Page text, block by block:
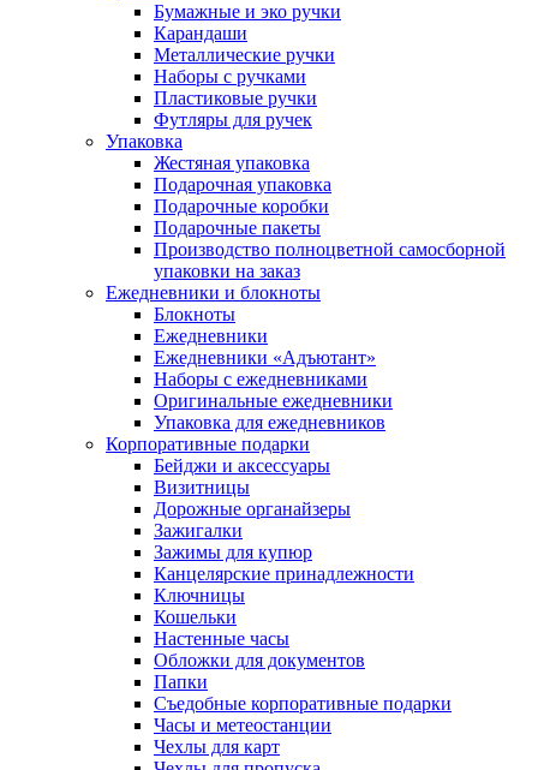
Бумажные и эко ручки
Карандаши
Металлические ручки
Наборы с ручками
Пластиковые ручки
Футляры для ручек
Упаковка
Жестяная упаковка
Подарочная упаковка
Подарочные коробки
Подарочные пакеты
Производство полноцветной самосборной
упаковки на заказ
Ежедневники и блокноты
Блокноты
Ежедневники
Ежедневники «Адъютант»
Наборы с ежедневниками
Оригинальные ежедневники
Упаковка для ежедневников
Корпоративные подарки
Бейджи и аксессуары
Визитницы
Дорожные органайзеры
Зажигалки
Зажимы для купюр
Канцелярские принадлежности
Ключницы
Кошельки
Настенные часы
Обложки для документов
Папки
Съедобные корпоративные подарки
Часы и метеостанции
Чехлы для карт